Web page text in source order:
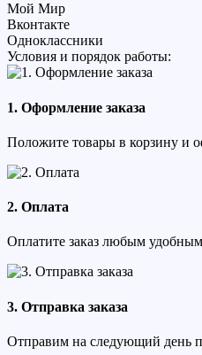
Мой Мир
Вконтакте
Одноклассники
Условия и порядок работы:
1. Оформление заказа
Положите товары в корзину и
2. Оплата
Оплатите заказ любым
3. Отправка заказа
Отправим на следующий день